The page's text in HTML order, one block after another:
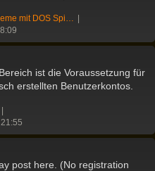
mit DOS Spi…
ist die Voraussetzung für
erstellten Benutzerkontos.
post here. (No registration